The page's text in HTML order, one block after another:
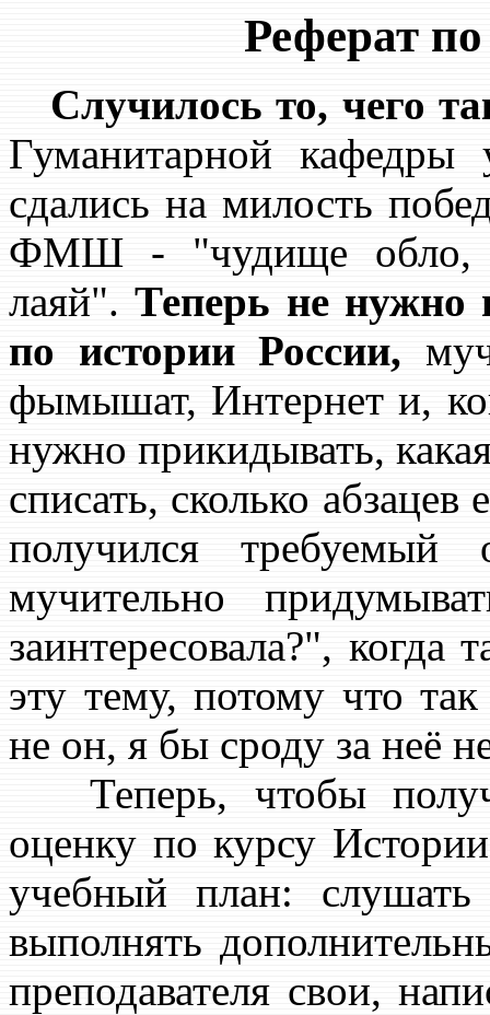
Реферат
Случилось то, чего
Гуманитарной кафедры
сдались на милость
ФМШ - "чудище обло,
лаяй".Теперь не нужно
по истории России,
фымышат, Интернет и,
нужно прикидывать,
списать, сколько
получился
мучительно
заинтересовала?", когда
эту тему, потому что
не он, я бы сроду за неё
Теперь, чтобы
оценку по курсу
учебный план: слушать
выполнять
преподавателя свои,